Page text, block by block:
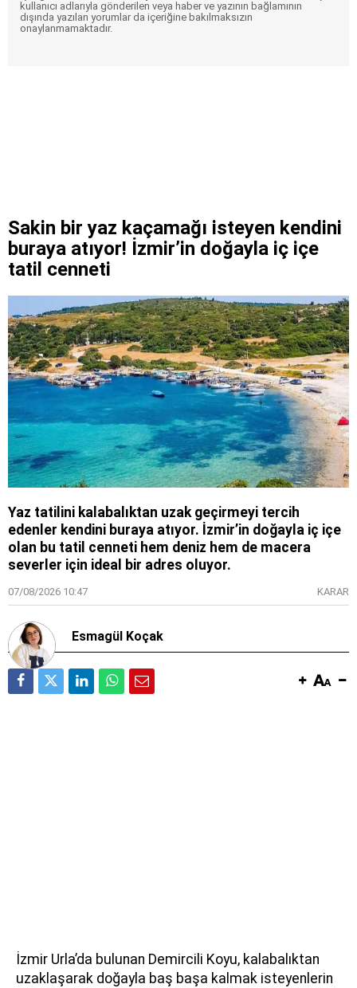
kullanıcı adlarıyla gönderilen veya haber ve yazının bağlamının
dışında yazılan yorumlar da içeriğine bakılmaksızın
onaylanmamaktadır.
Sakin bir yaz kaçamağı isteyen kendini
buraya atıyor! İzmir’in doğayla iç içe
tatil cenneti
Yaz tatilini kalabalıktan uzak geçirmeyi tercih
edenler kendini buraya atıyor. İzmir’in doğayla iç içe
olan bu tatil cenneti hem deniz hem de macera
severler için ideal bir adres oluyor.
07/08/2026 10:47 KARAR
Esmagül Koçak
İzmir Urla’da bulunan Demircili Koyu, kalabalıktan
uzaklaşarak doğayla baş başa kalmak isteyenlerin